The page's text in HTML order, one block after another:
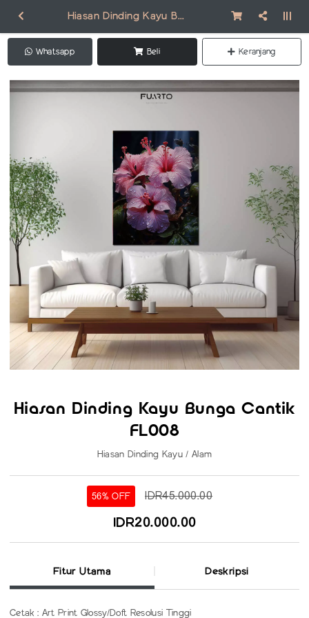
Hiasan Dinding Kayu Bunga Cantik FL008
Whatsapp Beli Keranjang
Hiasan Dinding Kayu Bunga Cantik
FL008
Hiasan Dinding Kayu / Alam
56% OFF IDR45.000.00
IDR20.000.00
Fitur Utama Deskripsi
Cetak : Art Print Glossy/Doft Resolusi Tinggi